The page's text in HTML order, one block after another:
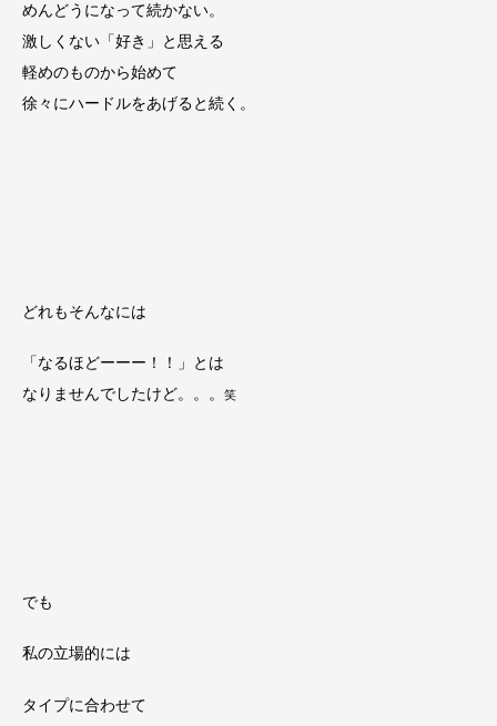
めんどうになって続かない。
激しくない「好き」と思える
軽めのものから始めて
徐々にハードルをあげると続く。
どれもそんなには
「なるほどーーー！！」とは
なりませんでしたけど。。。
笑
でも
私の立場的には
タイプに合わせて